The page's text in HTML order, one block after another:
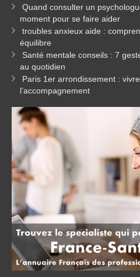
Quand consulter un
moment pour se faire aider
troubles anxieux aide :
équilibre
Santé mentale conseils : 7
au quotidien
Paris 1er arrondissement :
l’accompagnement